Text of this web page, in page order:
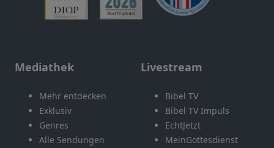
Mediathek
Mehr entdecken
Exklusiv
Genres
Alle Sendungen
Livestream
Bibel TV
Bibel TV Impuls
EchtJetzt
MeinGottesdienst